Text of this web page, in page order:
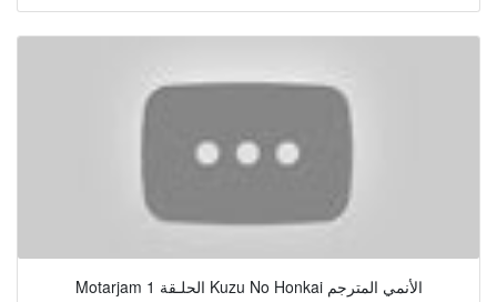
Motarjam الحلـقة 1 Kuzu No Honkai الأنمي المترجم